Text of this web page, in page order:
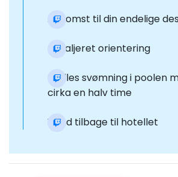
Ankomst til din endelige
Detaljeret orientering
Fælles svømning i poolen
cirka en halv time
Vend tilbage til hotellet